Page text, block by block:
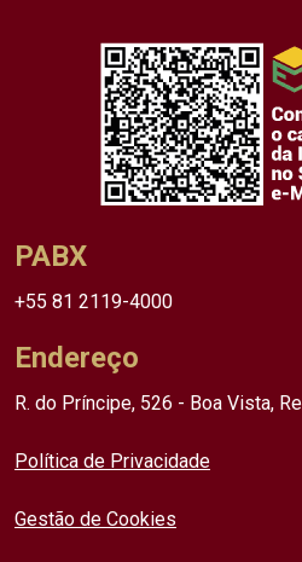
PABX
+55 81 2119-4000
Endereço
R. do Príncipe, 526 - Boa Vista,
Política de Privacidade
Gestão de Cookies